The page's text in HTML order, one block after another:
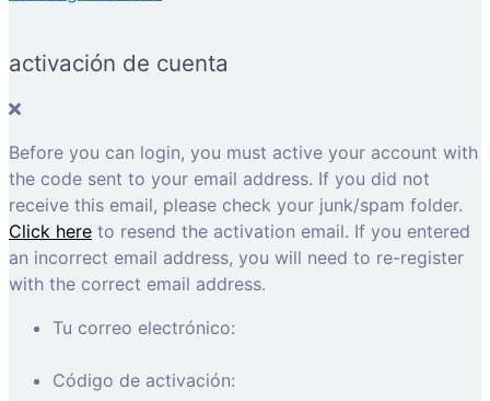
activación de cuenta
Before you can login, you must active your account with
the code sent to your email address. If you did not
receive this email, please check your junk/spam folder.
Click here to resend the activation email. If you entered
an incorrect email address, you will need to re-register
with the correct email address.
Tu correo electrónico:
Código de activación: